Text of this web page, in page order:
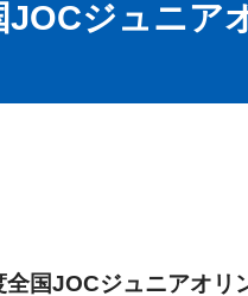
JOCジュニア
全国JOCジュニアオリ